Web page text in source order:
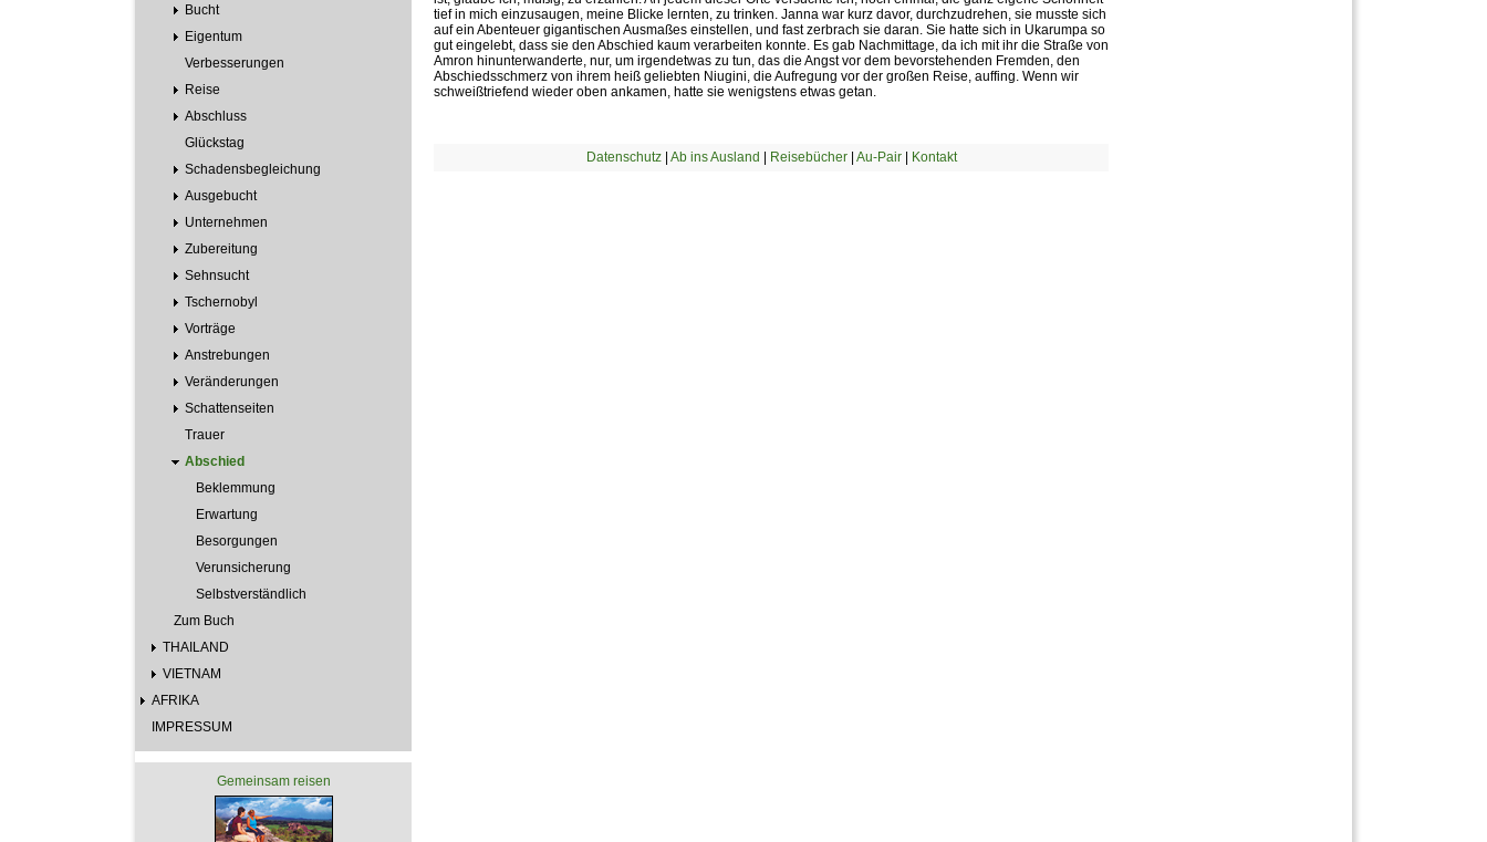
Bucht
Eigentum
Verbesserungen
Reise
Abschluss
Glückstag
Schadensbegleichung
Ausgebucht
Unternehmen
Zubereitung
Sehnsucht
Tschernobyl
Vorträge
Anstrebungen
Veränderungen
Schattenseiten
Trauer
Abschied
Beklemmung
Erwartung
Besorgungen
Verunsicherung
Selbstverständlich
Zum Buch
THAILAND
VIETNAM
AFRIKA
IMPRESSUM
Gemeinsam reisen
tief in mich einzusaugen, meine Blicke lernten, zu trinken. Janna war kurz davor, durchzudrehen, sie musste sich
auf ein Abenteuer gigantischen Ausmaßes einstellen, und fast zerbrach sie daran. Sie hatte sich in Ukarumpa so
gut eingelebt, dass sie den Abschied kaum verarbeiten konnte. Es gab Nachmittage, da ich mit ihr die Straße von
Amron hinunterwanderte, nur, um irgendetwas zu tun, das die Angst vor dem bevorstehenden Fremden, den
Abschiedsschmerz von ihrem heiß geliebten Niugini, die Aufregung vor der großen Reise, auffing. Wenn wir
schweißtriefend wieder oben ankamen, hatte sie wenigstens etwas getan.
Datenschutz| Ab ins Ausland Reisebücher| Au-Pair| Kontakt